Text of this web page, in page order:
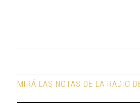
MIRÁ LAS NOTAS DE LA RADIO